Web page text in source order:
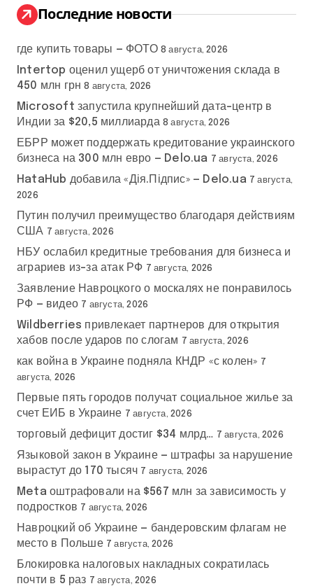
:
Последние новости
где купить товары — ФОТО 8 августа, 2026
Intertop оценил ущерб от уничтожения склада в
450 млн грн 8 августа, 2026
Microsoft запустила крупнейший дата-центр в
Индии за $20,5 миллиарда 8 августа, 2026
ЕБРР может поддержать кредитование украинского
бизнеса на 300 млн евро — Delo.ua 7 августа, 2026
HataHub добавила «Дія.Підпис» — Delo.ua 7 августа,
2026
Путин получил преимущество благодаря действиям
США 7 августа, 2026
НБУ ослабил кредитные требования для бизнеса и
аграриев из-за атак РФ 7 августа, 2026
Заявление Навроцкого о москалях не понравилось
РФ — видео 7 августа, 2026
Wildberries привлекает партнеров для открытия
хабов после ударов по слогам 7 августа, 2026
как война в Украине подняла КНДР «с колен» 7
августа, 2026
Первые пять городов получат социальное жилье за
счет ЕИБ в Украине 7 августа, 2026
торговый дефицит достиг $34 млрд… 7 августа, 2026
Языковой закон в Украине — штрафы за нарушение
вырастут до 170 тысяч 7 августа, 2026
Meta оштрафовали на $567 млн за зависимость у
подростков 7 августа, 2026
Навроцкий об Украине — бандеровским флагам не
место в Польше 7 августа, 2026
Блокировка налоговых накладных сократилась
почти в 5 раз 7 августа, 2026